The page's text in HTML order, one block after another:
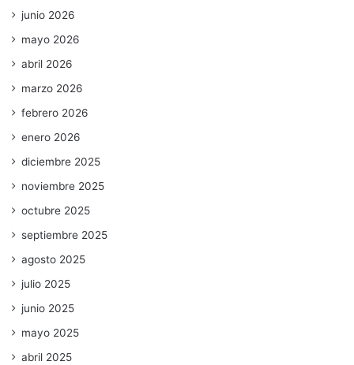
junio 2026
mayo 2026
abril 2026
marzo 2026
febrero 2026
enero 2026
diciembre 2025
noviembre 2025
octubre 2025
septiembre 2025
agosto 2025
julio 2025
junio 2025
mayo 2025
abril 2025